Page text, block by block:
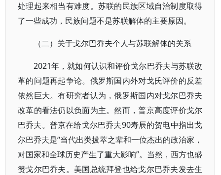
处理起来相当有难度。苏联的民族区域自治制度取得
了一些成功，民族问题不是苏联解体的主要原因。
（二）关于戈尔巴乔夫个人与苏联解体的关系
2021年，就如何认识和评价戈尔巴乔夫与苏联改
革的问题再起争论。俄罗斯国内外对戈氏评价的反差
依然巨大。有研究者认为，俄罗斯国内对戈尔巴乔夫
改革的看法仍以负面为主。然而，普京高度评价戈尔
巴乔夫。普京在给戈尔巴乔夫90寿辰的贺电中指出戈
尔巴乔夫是“当代出类拔萃之辈和一位杰出的政治家，
对国家和全球历史产生了重大影响”。当然，西方也盛
赞戈尔巴乔夫。美国总统拜登也给戈尔巴乔夫发去生